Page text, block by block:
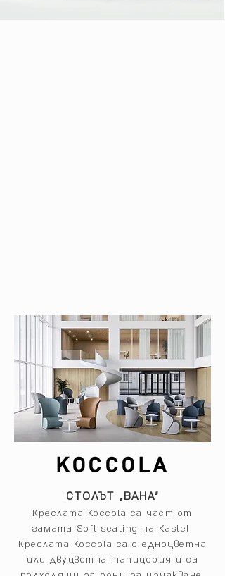
KOCCOLA
СТОЛЪТ „ВАНА“
Креслата Koccola са част от
гамата Soft seating на Kastel.
Креслата Koccola са с едноцветна
или двуцветна тапицерия и са